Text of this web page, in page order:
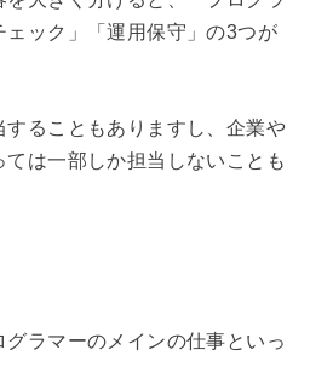
ェック」「運用保守」の3つが
することもありますし、企業や
は一部しか担当しないことも
ラマーのメインの仕事といっ